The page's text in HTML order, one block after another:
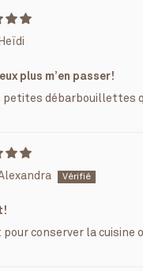
Heïdi
plus m’en passer!
petites débarbouillettes
conserver la cuisine